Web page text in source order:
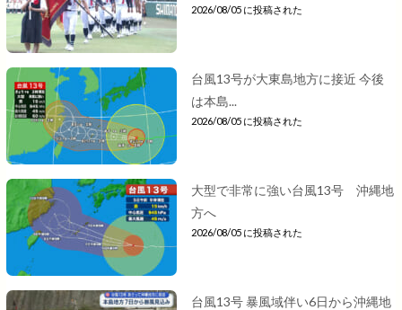
2026/08/05 に投稿された
台風13号が大東島地方に接近 今後
は本島...
2026/08/05 に投稿された
大型で非常に強い台風13号 沖縄地
方へ
2026/08/05 に投稿された
台風13号 暴風域伴い6日から沖縄地